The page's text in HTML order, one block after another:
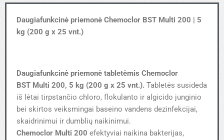
Daugiafunkcinė priemonė Chemoclor BST Multi 200 | 5
kg (200 g x 25 vnt.)
Daugiafunkcinė priemonė tabletėmis Chemoclor
BST Multi 200, 5 kg (200 g x 25 vnt.). Tabletės susideda
iš lėtai tirpstančio chloro, flokulanto ir algicido junginio
bei skirtos veiksmingai baseino vandens dezinfekcijai,
skaidrinimui ir dumblių naikinimui.​
Chemoclor Multi 200 efektyviai naikina bakterijas,